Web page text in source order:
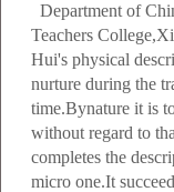
Department of
Teachers
Hui's physical
nurture during the
time.Bynature it is
without regard to
completes the
micro one.It